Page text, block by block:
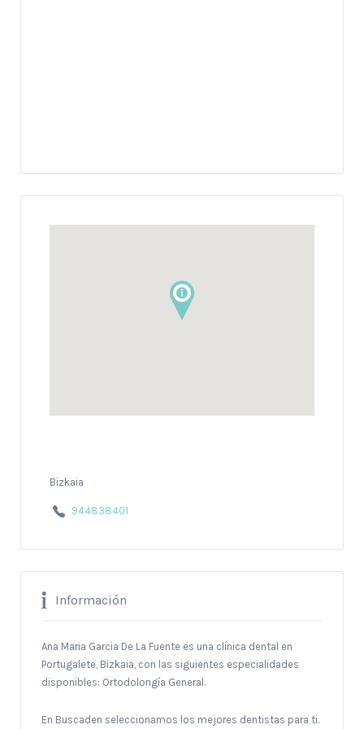
Bizkaia
944838401
Información
Ana Maria Garcia De La Fuente es una clínica dental en
Portugalete, Bizkaia, con las siguientes especialidades
disponibles: Ortodolongía General.
En Buscaden seleccionamos los mejores dentistas para ti.